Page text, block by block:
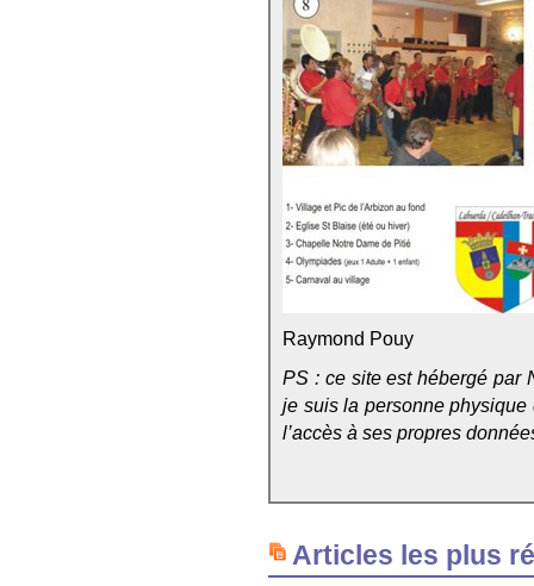
Raymond Pouy
PS : ce site est hébergé par
je suis la personne physique
l’accès à ses propres
Articles les plus